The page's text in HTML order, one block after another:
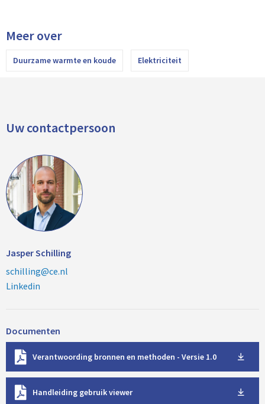
Meer over
Duurzame warmte en koude Elektriciteit
Uw contactpersoon
Jasper Schilling
schilling@ce.nl
Linkedin
Documenten
Verantwoording bronnen en methoden - Versie 1.0
w
Handleiding gebruik viewer